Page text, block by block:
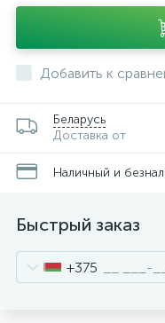
Добавить к
Беларусь
Доставка от
Наличный и
Быстрый заказ
+375